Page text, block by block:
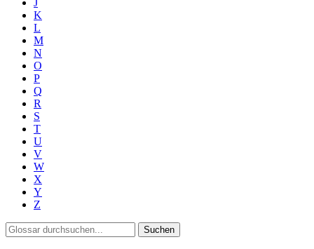
J
K
L
M
N
O
P
Q
R
S
T
U
V
W
X
Y
Z
Suchen